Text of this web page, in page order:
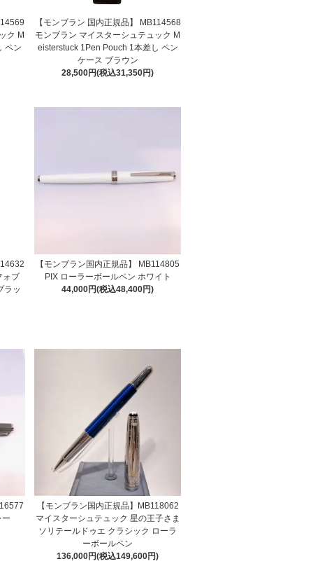
ク M
ペン
【モンブラン 国内正規品】 MB114568
モンブラン マイスターシュテュック M
eisterstuck 1Pen Pouch 1本差し ペン
ケース ブラウン
28,500円(税込31,350円)
ォブ
ラッ
【モンブラン国内正規品】 MB114805
PIX ローラーボールペン ホワイト
44,000円(税込48,400円)
ー
【モンブラン国内正規品】MB118062
マイスターシュテュック 星の王子さま
ソリテールドゥエ クラシック ローラ
ーボールペン
136,000円(税込149,600円)